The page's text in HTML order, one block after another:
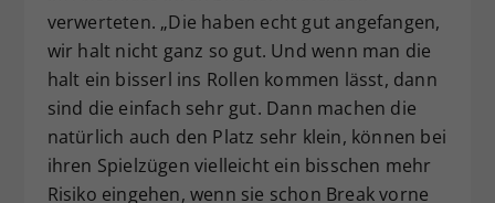
verwerteten. „Die haben echt gut angefangen,
wir halt nicht ganz so gut. Und wenn man die
halt ein bisserl ins Rollen kommen lässt, dann
sind die einfach sehr gut. Dann machen die
natürlich auch den Platz sehr klein, können bei
ihren Spielzügen vielleicht ein bisschen mehr
Risiko eingehen, wenn sie schon Break vorne